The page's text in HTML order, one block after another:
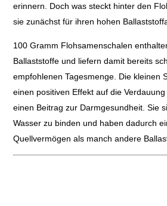
erinnern. Doch was steckt hinter den
sie zunächst für ihren hohen
100 Gramm Flohsamenschalen
Ballaststoffe und liefern damit bereits
empfohlenen Tagesmenge. Die kleinen
einen positiven Effekt auf die
einen Beitrag zur Darmgesundheit. Sie
Wasser zu binden und haben dadurch
Quellvermögen als manch andere